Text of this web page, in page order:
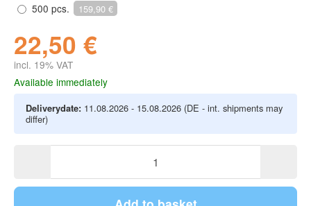
500 pcs. 159,90 €
22,50 €
incl. 19% VAT
Available immediately
Deliverydate: 11.08.2026 - 15.08.2026 (DE - int. shipments may
differ)